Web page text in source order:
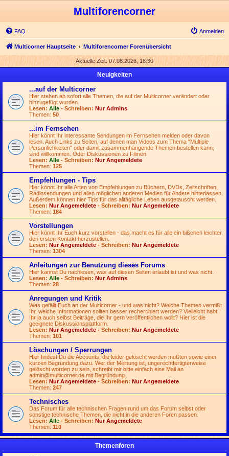
Multiforencorner
FAQ Anmelden
Multicorner Hauptseite Multiforencorner Forenübersicht
Aktuelle Zeit: 07.08.2026, 18:30
Neuigkeiten
...auf der Multicorner
Hier stehen ab sofort alle Themen, die auf der Multicorner verändert oder
hinzugefügt wurden.
Lesen: Alle - Schreiben: Nur Admins
Themen: 50
...im Fernsehen
Hier könnt Ihr interessante Sendungen im Fernsehen melden oder davon
lesen. Auch Links zu Seiten, auf denen man Videos zum Thema "Multiple
Persönlichkeiten" oder damit zusammenhängende Themen bestellen kann,
sind willkommen. Oder Diskussionen zu Filmen.
Lesen: Alle - Schreiben: Nur Angemeldete
Themen: 125
Empfehlungen - Tips
Hier könnt Ihr alle Arten von Empfehlungen zu Büchern, DVDs, Zeitschriften,
Radiosendungen und allen möglichen anderen Medien für Andere hinterlassen.
Außerdem können hier Tips für das alltägliche Leben ausgetauscht werden.
Lesen: Nur Angemeldete - Schreiben: Nur Angemeldete
Themen: 184
Vorstellungen
Hier könnt Ihr Euch kurz vorstellen - das macht es für alle ein bißchen leichter,
den ersten Kontakt herzustellen.
Lesen: Nur Angemeldete - Schreiben: Nur Angemeldete
Themen: 1304
Anleitungen zur Benutzung dieses Forums
Hier kannst Du nachlesen, was auf diesen Seiten erlaubt ist und was nicht.
Lesen: Alle - Schreiben: Nur Admins
Themen: 28
Anregungen und Kritik
Was gefällt Euch an der Multicorner - und was nicht? Welche Themen vermißt
Ihr, welche Informationen sollten besser recherchiert werden? Vielleicht habt
Ihr ja auch selbst Beiträge, die Ihr gern veröffentlichen wollt? Hier ist die
geeignete Diskussionsplattform.
Lesen: Nur Angemeldete - Schreiben: Nur Angemeldete
Themen: 101
Löschungen / Sperrungen
Hier findest Du die Accounts, die leider gelöscht werden mußten sowie einer
kurzen Begründung dazu. Wer der Meinung ist, ungerechtfertigterweise
gelöscht worden zu sein, schreibt mir bitte einfach eine Mail an
admin@multicorner.de mit Begründung.
Lesen: Nur Angemeldete - Schreiben: Nur Angemeldete
Themen: 247
Technisches
Das Forum für alle technischen Fragen rund um das Forum selbst oder
sonstige technische Themen, die nicht in die anderen Foren passen.
Lesen: Alle - Schreiben: Nur Angemeldete
Themen: 110
Themenforen